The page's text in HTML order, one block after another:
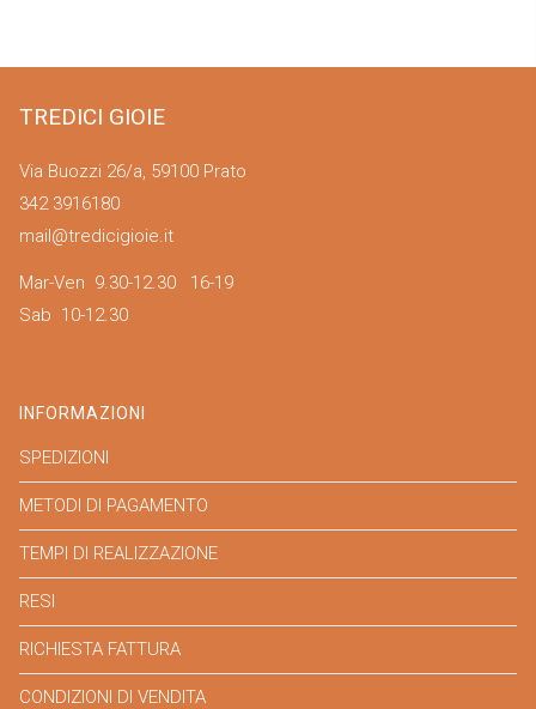
TREDICI GIOIE
Via Buozzi 26/a, 59100 Prato
342 3916180
mail@tredicigioie.it
Mar-Ven 9.30-12.30 16-19
Sab 10-12.30
INFORMAZIONI
SPEDIZIONI
METODI DI PAGAMENTO
TEMPI DI REALIZZAZIONE
RESI
RICHIESTA FATTURA
CONDIZIONI DI VENDITA